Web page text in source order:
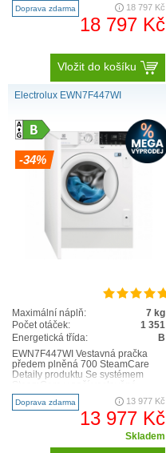
využívá te..
Doprava zdarma 18 797 Kč
18 797 Kč
Vložit do košíku
Electrolux EWN7F447WI
-34%
Maximální náplň:
7 kg
Počet otáček:
1 351
Energetická třída:
B
EWN7F447WI Vestavná pračka
předem plněná 700 SteamCare
Detaily produktu Se systémem
pračce PerfectCare 700 můžete
mí..
Doprava zdarma 13 977 Kč
13 977 Kč
Skladem